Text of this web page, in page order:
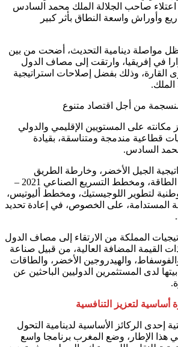
اعتلاء صاحب الجلالة الملك محمد السادس
وأوراش واسعة النطاق بأثر كبير
ظل مواصلة دينامية التحديث، أضحت من بين
في إفريقيا، وارتقت إلى مصاف الدول
القارة، وذلك بفضل إصلاحات استراتيجية
الملك.
من أجل اقتصاد متنوع
على المستويين الإقليمي والدولي
قطاعية مندمجة ومتناسقة، بقيادة
السادس.
الجيل الأخضر، وخارطة الطريق
الجديدة الخاصة بقطاع الطاقة، ومخطط التسريع الصناعي 2021 –
الوطنية لتطوير اللوجيستيك، ومخطط أليوتيس،
2030 للسياحة المستدامة، على الخصوص، في إعادة تحديد
المملكة من الارتقاء إلى مصاف الدول
القيمة المضافة العالية، من قبيل صناعة
والهيدروجين الأخضر، والطاقات
لدى المستثمرين الدوليين الباحثين عن
أساسية لتعزيز التنافسية
إحدى الركائز الأساسية لدينامية التحول
هذا الإطار، وضع المغرب برنامجا واسع